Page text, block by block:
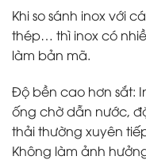
Khi so sánh inox với
thép… thì inox có
làm bản mã.
Độ bền cao hơn sắt:
ống chờ dẫn nước,
thải thường xuyên
Không làm ảnh